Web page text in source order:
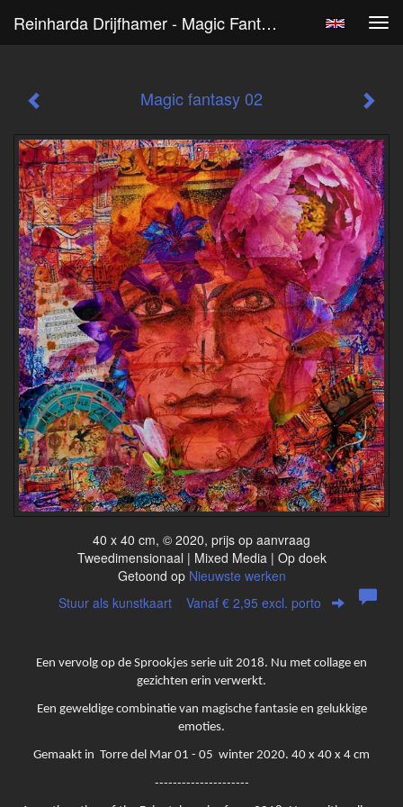
Reinharda Drijfhamer - Magic Fantasy 02
Magic fantasy 02
40 x 40 cm, © 2020, prijs op aanvraag
Tweedimensionaal | Mixed Media | Op doek
Getoond op Nieuwste werken
Stuur als kunstkaart Vanaf € 2,95 excl. porto
Een vervolg op de Sprookjes serie uit 2018. Nu met collage en
gezichten erin verwerkt.
Een geweldige combinatie van magische fantasie en gelukkige
emoties.
Gemaakt in Torre del Mar 01 - 05 winter 2020. 40 x 40 x 4 cm
---------------------